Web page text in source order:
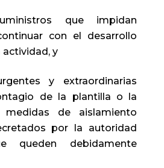
que impidan
con el desarrollo
actividad, y
y extraordinarias
de la plantilla o la
medidas de aislamiento
por la autoridad
queden debidamente